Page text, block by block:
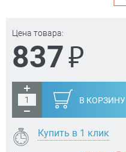
Цена товара:
837₽
В КОРЗИНУ
Купить в 1 клик